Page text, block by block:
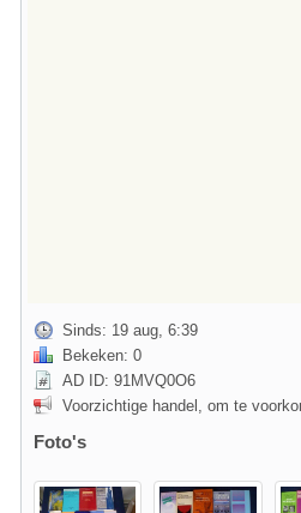
Sinds: 19 aug, 6:39
Bekeken: 0
AD ID: 91MVQ0O6
Voorzichtige handel, om te
Foto's